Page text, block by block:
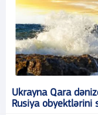
Ukrayna Qara
Rusiya obyektlərini